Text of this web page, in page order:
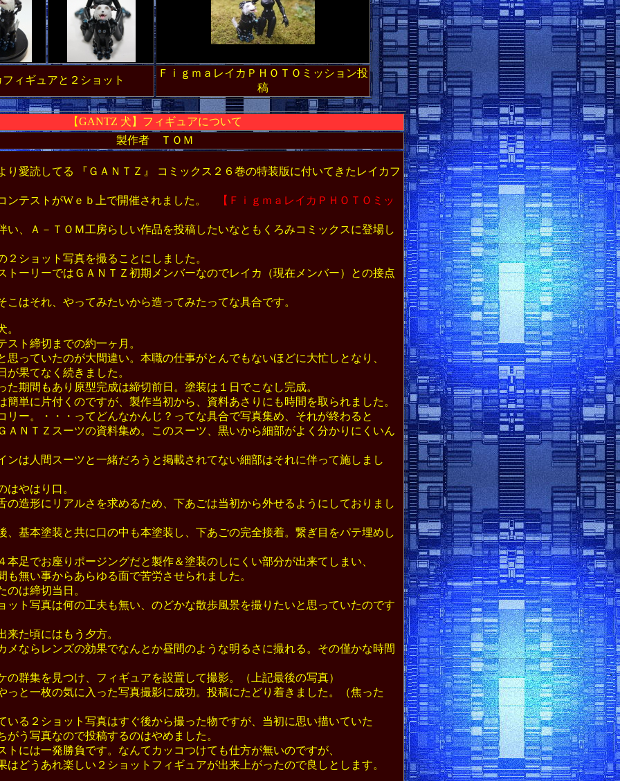
ィギュアと２ショット
ＦｉｇｍａレイカＰＨＯＴＯミッション投
稿
【GANTZ 犬】フィギュアについて
製作者 ＴＯＭ
愛読してる 『ＧＡＮＴＺ』 コミックス２６巻の特装版に付いてきたレイカフ
テストがWｅｂ上で開催されました。 【ＦｉｇｍａレイカＰＨＯＴＯミッ
、Ａ－ＴＯＭ工房らしい作品を投稿したいなともくろみコミックスに登場し
ショット写真を撮ることにしました。
ーリーではＧＡＮＴＺ初期メンバーなのでレイカ（現在メンバー）との接点
はそれ、やってみたいから造ってみたってな具合です。
ト締切までの約一ヶ月。
っていたのが大間違い。本職の仕事がとんでもないほどに大忙しとなり、
果てなく続きました。
期間もあり原型完成は締切前日。塗装は１日でこなし完成。
単に片付くのですが、製作当初から、資料あさりにも時間を取られました。
ー。・・・ってどんなかんじ？ってな具合で写真集め、それが終わると
ＮＴＺスーツの資料集め。このスーツ、黒いから細部がよく分かりにくいん
は人間スーツと一緒だろうと掲載されてない細部はそれに伴って施しまし
やはり口。
造形にリアルさを求めるため、下あごは当初から外せるようにしておりまし
基本塗装と共に口の中も本塗装し、下あごの完全接着。繋ぎ目をパテ埋めし
足でお座りポージングだと製作＆塗装のしにくい部分が出来てしまい、
無い事からあらゆる面で苦労させられました。
は締切当日。
ト写真は何の工夫も無い、のどかな散歩風景を撮りたいと思っていたのです
た頃にはもう夕方。
ならレンズの効果でなんとか昼間のような明るさに撮れる。その僅かな時間
群集を見つけ、フィギュアを設置して撮影。（上記最後の写真）
と一枚の気に入った写真撮影に成功。投稿にたどり着きました。（焦った
る２ショット写真はすぐ後から撮った物ですが、当初に思い描いていた
う写真なので投稿するのはやめました。
には一発勝負です。なんてカッコつけても仕方が無いのですが、
どうあれ楽しい２ショットフィギュアが出来上がったので良しとします。